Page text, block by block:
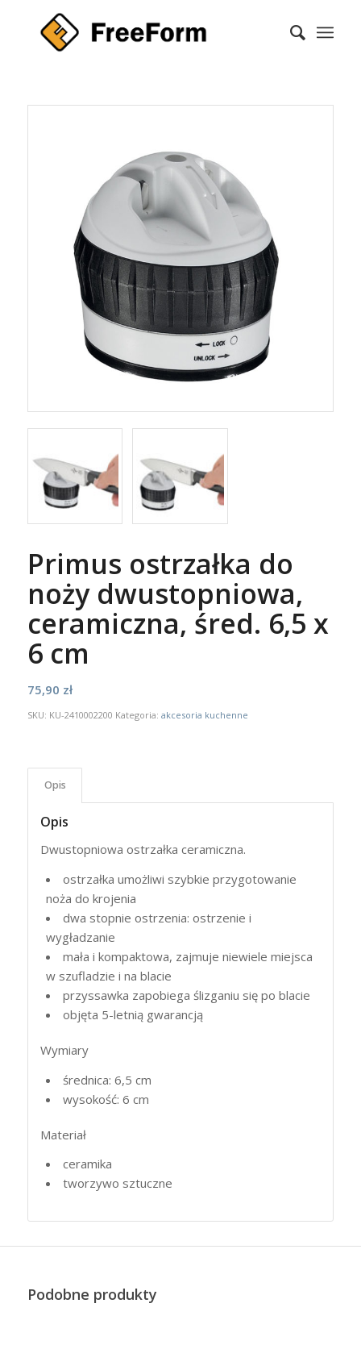
Primus ostrzałka do
noży dwustopniowa,
ceramiczna, śred. 6,5 x
6 cm
75,90 zł
SKU: KU-2410002200 Kategoria: akcesoria kuchenne
Opis
Opis
Dwustopniowa ostrzałka ceramiczna.
ostrzałka umożliwi szybkie przygotowanie
noża do krojenia
dwa stopnie ostrzenia: ostrzenie i
wygładzanie
mała i kompaktowa, zajmuje niewiele miejsca
w szufladzie i na blacie
przyssawka zapobiega ślizganiu się po blacie
objęta 5-letnią gwarancją
Wymiary
średnica: 6,5 cm
wysokość: 6 cm
Materiał
ceramika
tworzywo sztuczne
Podobne produkty